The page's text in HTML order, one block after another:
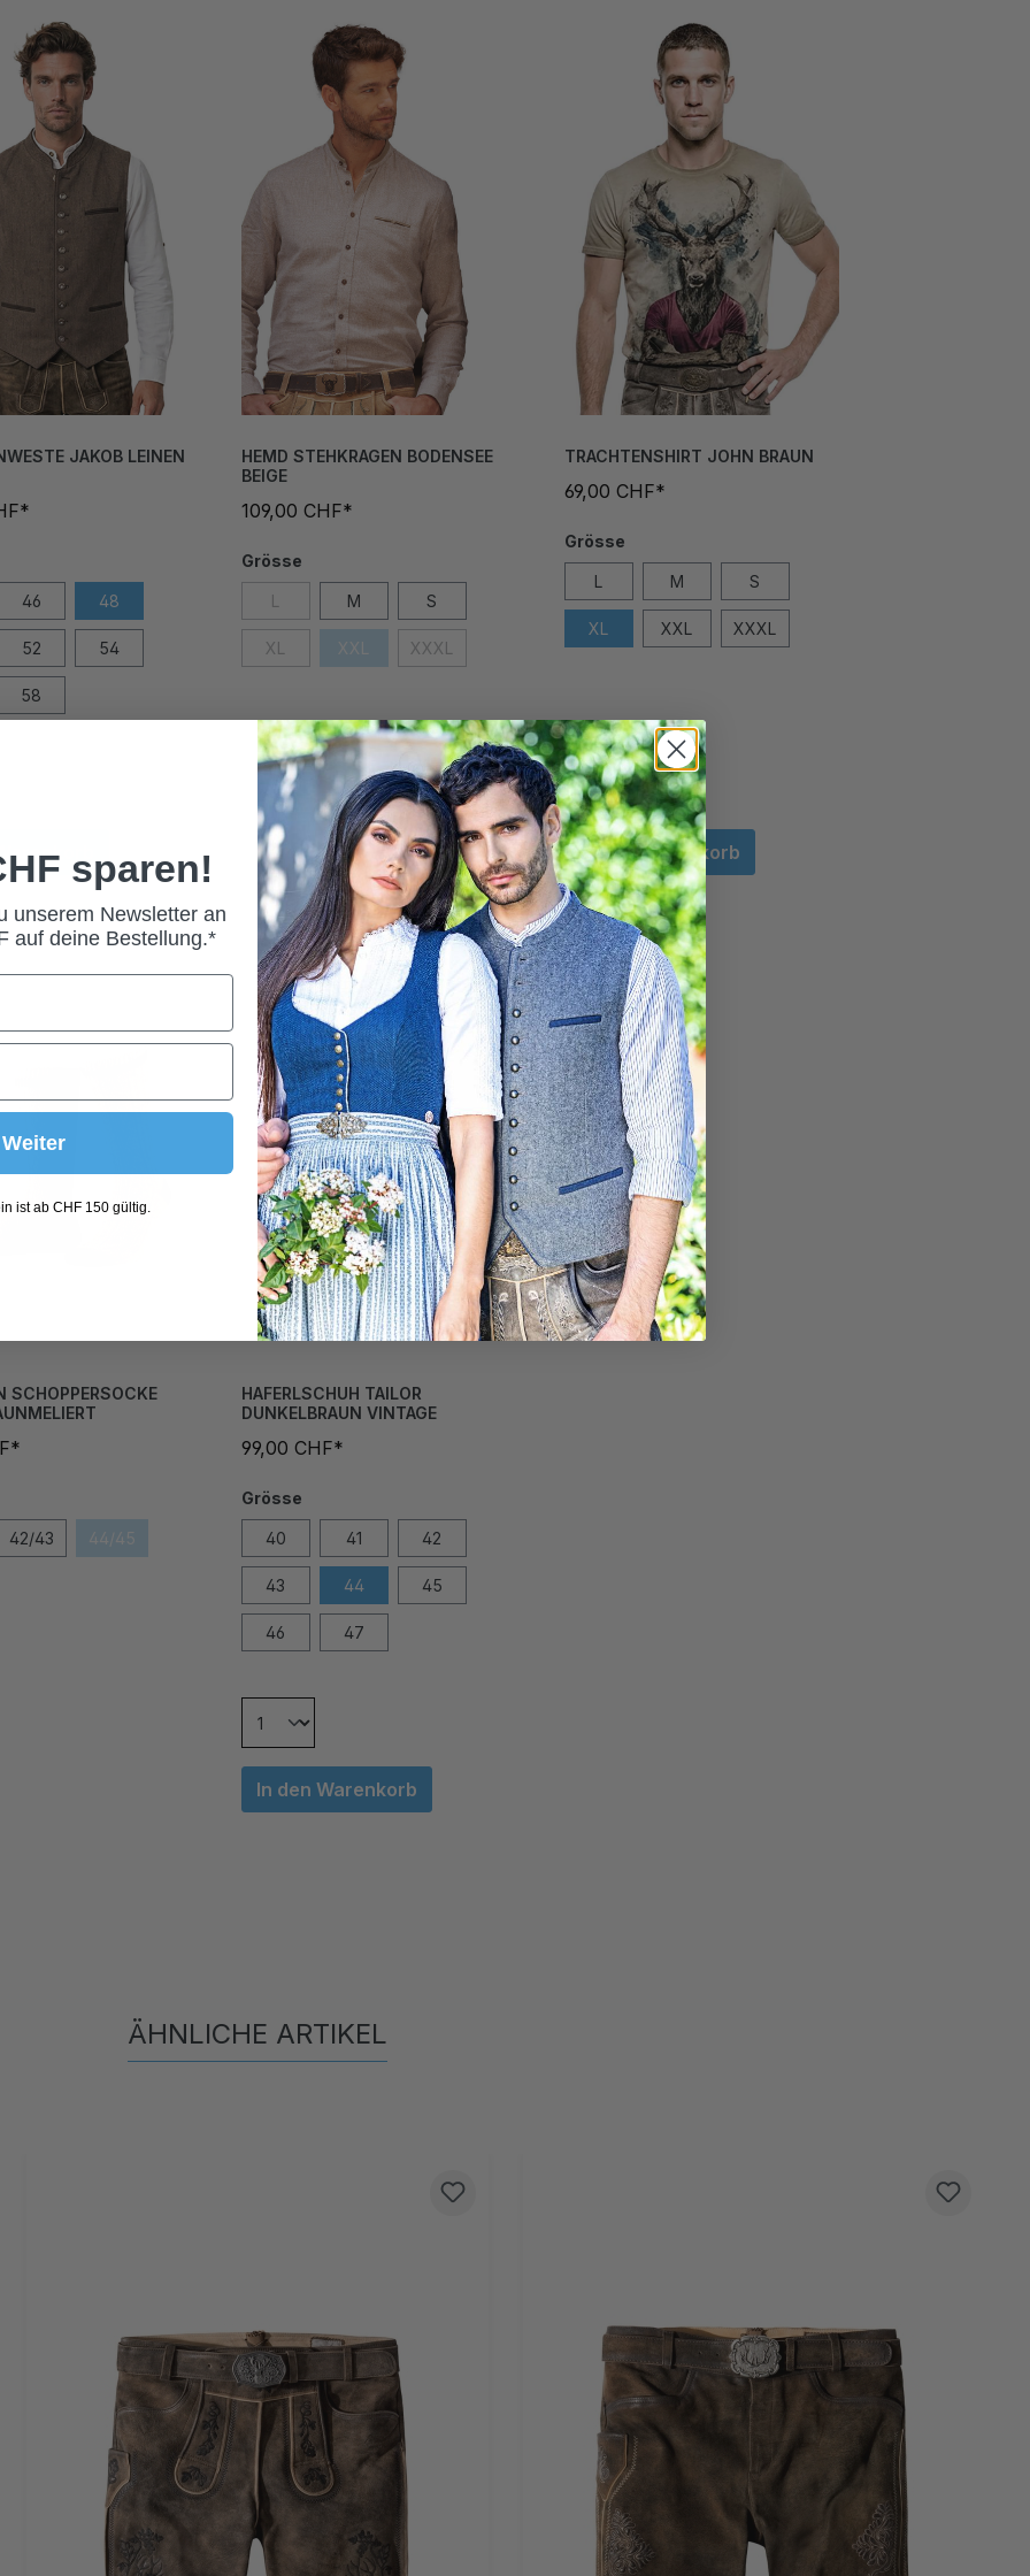
JAKOB LEINEN
46 48
52 54
58
HEMD STEHKRAGEN BODENSEE
BEIGE
109,00 CHF*
Grösse
L M S
XL XXL XXXL
TRACHTENSHIRT JOHN BRAUN
69,00 CHF*
Grösse
L M S
XL XXL XXXL
In den Warenkorb
SCHOPPERSOCKE
42/43 44/45
HAFERLSCHUH TAILOR
DUNKELBRAUN VINTAGE
99,00 CHF*
Grösse
40 41 42
43 44 45
46 47
In den Warenkorb
ÄHNLICHE ARTIKEL
sparen!
unserem Newsletter an
auf deine Bestellung.*
Weiter
ist ab CHF 150 gültig.